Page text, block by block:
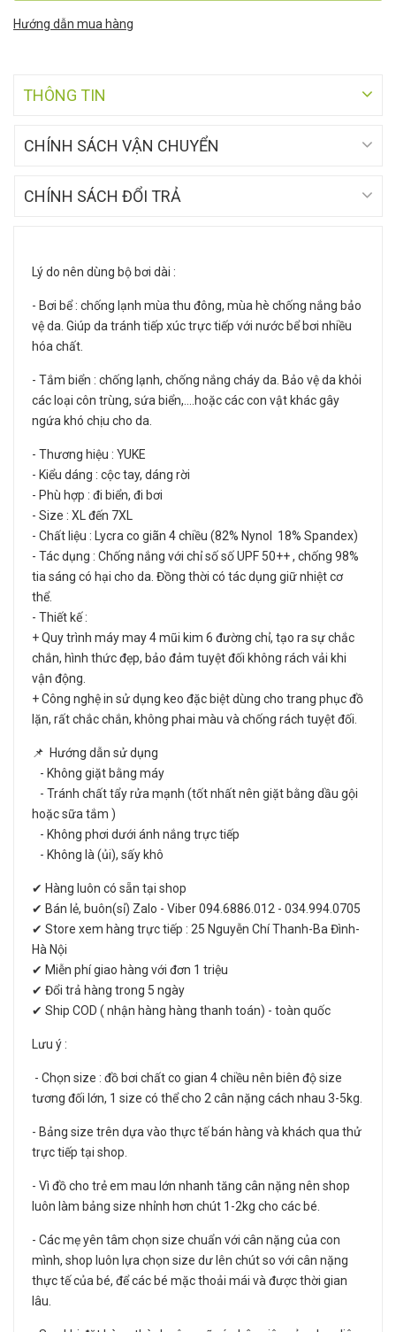
Hướng dẫn mua hàng
THÔNG TIN
CHÍNH SÁCH VẬN CHUYỂN
CHÍNH SÁCH ĐỔI TRẢ
Lý do nên dùng bộ bơi dài :
- Bơi bể : chống lạnh mùa thu đông, mùa hè chống nắng bảo
vệ da. Giúp da tránh tiếp xúc trực tiếp với nước bể bơi nhiều
hóa chất.
- Tắm biển : chống lạnh, chống nắng cháy da. Bảo vệ da khỏi
các loại côn trùng, sứa biển,....hoặc các con vật khác gây
ngứa khó chịu cho da.
- Thương hiệu : YUKE
- Kiểu dáng : cộc tay, dáng rời
- Phù hợp : đi biển, đi bơi
- Size : XL đến 7XL
- Chất liệu : Lycra co giãn 4 chiều (82% Nynol 18% Spandex)
- Tác dụng : Chống nắng với chỉ số số UPF 50++ , chống 98%
tia sáng có hại cho da. Đồng thời có tác dụng giữ nhiệt cơ
thể.
- Thiết kế :
+ Quy trình máy may 4 mũi kim 6 đường chỉ, tạo ra sự chắc
chắn, hình thức đẹp, bảo đảm tuyệt đối không rách vải khi
vận động.
+ Công nghệ in sử dụng keo đặc biệt dùng cho trang phục đồ
lặn, rất chắc chắn, không phai màu và chống rách tuyệt đối.
📌 Hướng dẫn sử dụng
- Không giặt bằng máy
- Tránh chất tẩy rửa mạnh (tốt nhất nên giặt bằng dầu gội
hoặc sữa tắm )
- Không phơi dưới ánh nắng trực tiếp
- Không là (ủi), sấy khô
✔ Hàng luôn có sẵn tại shop
✔ Bán lẻ, buôn(sỉ) Zalo - Viber 094.6886.012 - 034.994.0705
✔ Store xem hàng trực tiếp : 25 Nguyễn Chí Thanh-Ba Đình-
Hà Nội
✔ Miễn phí giao hàng với đơn 1 triệu
✔ Đổi trả hàng trong 5 ngày
✔ Ship COD ( nhận hàng hàng thanh toán) - toàn quốc
Lưu ý :
- Chọn size : đồ bơi chất co gian 4 chiều nên biên độ size
tương đối lớn, 1 size có thể cho 2 cân nặng cách nhau 3-5kg.
- Bảng size trên dựa vào thực tế bán hàng và khách qua thử
trực tiếp tại shop.
- Vì đồ cho trẻ em mau lớn nhanh tăng cân nặng nên shop
luôn làm bảng size nhỉnh hơn chút 1-2kg cho các bé.
- Các mẹ yên tâm chọn size chuẩn với cân nặng của con
mình, shop luôn lựa chọn size dư lên chút so với cân nặng
thực tế của bé, để các bé mặc thoải mái và được thời gian
lâu.